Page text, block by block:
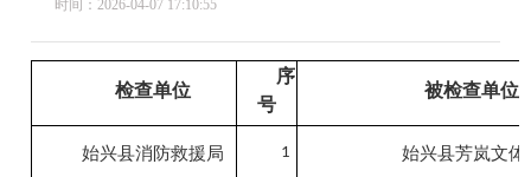
时间：2026-04-07 17:10:55
检查单位
序
号
被检查单位
始兴县消防救援局 1 始兴县芳岚文体